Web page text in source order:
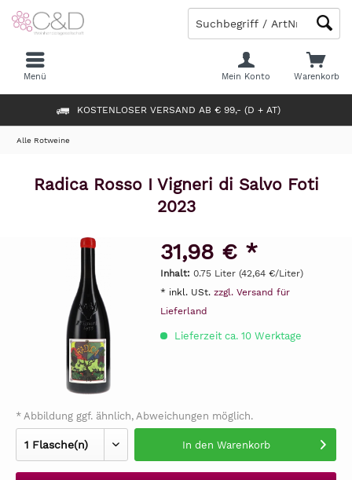
KOSTENLOSER VERSAND AB € 99,- (D + AT)
Warenkorb
Mein Konto
Menü
Alle Rotweine
Radica Rosso I Vigneri di Salvo Foti
2023
31,98 € *
Inhalt: 0.75 Liter (42,64 €/Liter)
* inkl. USt. zzgl. Versand für
Lieferland
Lieferzeit ca. 10 Werktage
* Abbildung ggf. ähnlich, Abweichungen möglich.
In den Warenkorb